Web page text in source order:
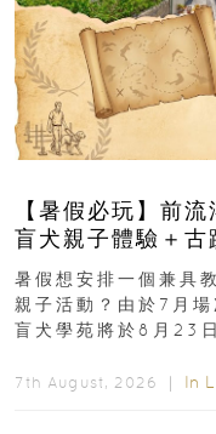
【暑假必玩】前
盲犬親子體驗＋
組免費名額
暑假想安排一個兼具
親子活動？由於7月
盲犬學苑將於8月23
7th August, 2026 ｜ In